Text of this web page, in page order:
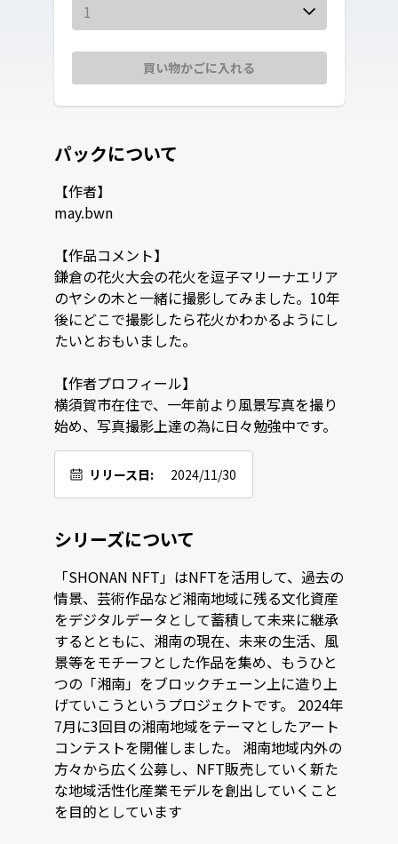
1
買い物かごに入れる
パックについて
【作者】
may.bwn
【作品コメント】
鎌倉の花火大会の花火を逗子マリーナエリア
のヤシの木と一緒に撮影してみました。10年
後にどこで撮影したら花火かわかるようにし
たいとおもいました。
【作者プロフィール】
横須賀市在住で、一年前より風景写真を撮り
始め、写真撮影上達の為に日々勉強中です。
リリース日: 2024/11/30
シリーズについて
「SHONAN NFT」はNFTを活用して、過去の
情景、芸術作品など湘南地域に残る文化資産
をデジタルデータとして蓄積して未来に継承
するとともに、湘南の現在、未来の生活、風
景等をモチーフとした作品を集め、もうひと
つの「湘南」をブロックチェーン上に造り上
げていこうというプロジェクトです。 2024年
7月に3回目の湘南地域をテーマとしたアート
コンテストを開催しました。 湘南地域内外の
方々から広く公募し、NFT販売していく新た
な地域活性化産業モデルを創出していくこと
を目的としています